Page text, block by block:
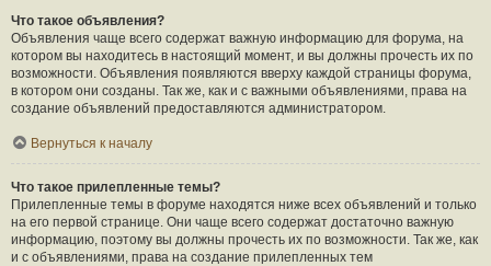
Что такое объявления?
Объявления чаще всего содержат важную информацию для форума, на
котором вы находитесь в настоящий момент, и вы должны прочесть их по
возможности. Объявления появляются вверху каждой страницы форума,
в котором они созданы. Так же, как и с важными объявлениями, права на
создание объявлений предоставляются администратором.
Вернуться к началу
Что такое прилепленные темы?
Прилепленные темы в форуме находятся ниже всех объявлений и только
на его первой странице. Они чаще всего содержат достаточно важную
информацию, поэтому вы должны прочесть их по возможности. Так же, как
и с объявлениями, права на создание прилепленных тем